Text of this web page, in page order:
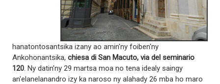
hanatontosantsika izany ao amin'ny foiben'ny
Ankohonantsika, chiesa di San Macuto, via del seminario
120. Ny datin'ny 29 martsa moa no tena idealy saingy
an'elanelanandro izy ka naroso ny alahady 26 mba ho maro